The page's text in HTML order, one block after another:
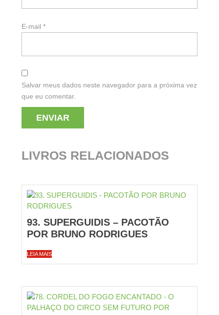
E-mail *
Salvar meus dados neste navegador para a próxima vez
que eu comentar.
LIVROS RELACIONADOS
93. SUPERGUIDIS – PACOTÃO
POR BRUNO RODRIGUES
LEIA MAIS